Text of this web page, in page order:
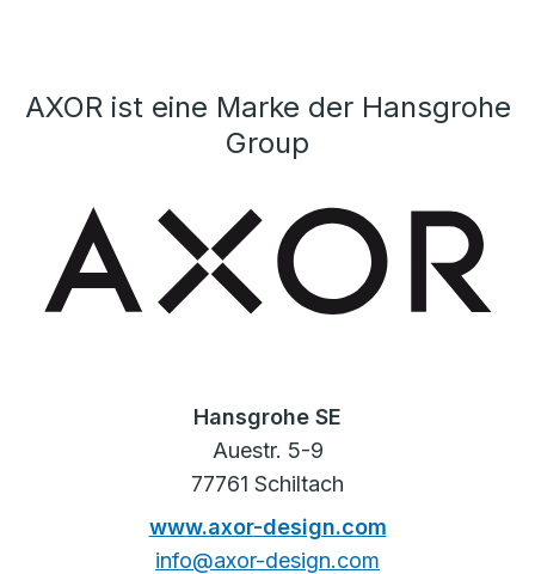
AXOR ist eine Marke der Hansgrohe
Group
Hansgrohe SE
Auestr. 5-9
77761 Schiltach
www.axor-design.com
info@axor-design.com